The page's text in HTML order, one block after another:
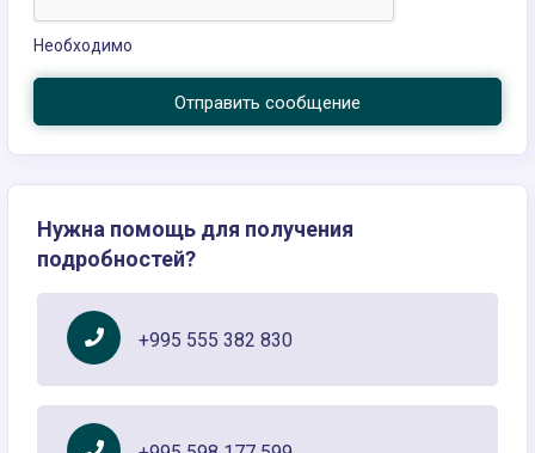
Необходимо
Отправить сообщение
Нужна помощь для получения
подробностей?
+995 555 382 830